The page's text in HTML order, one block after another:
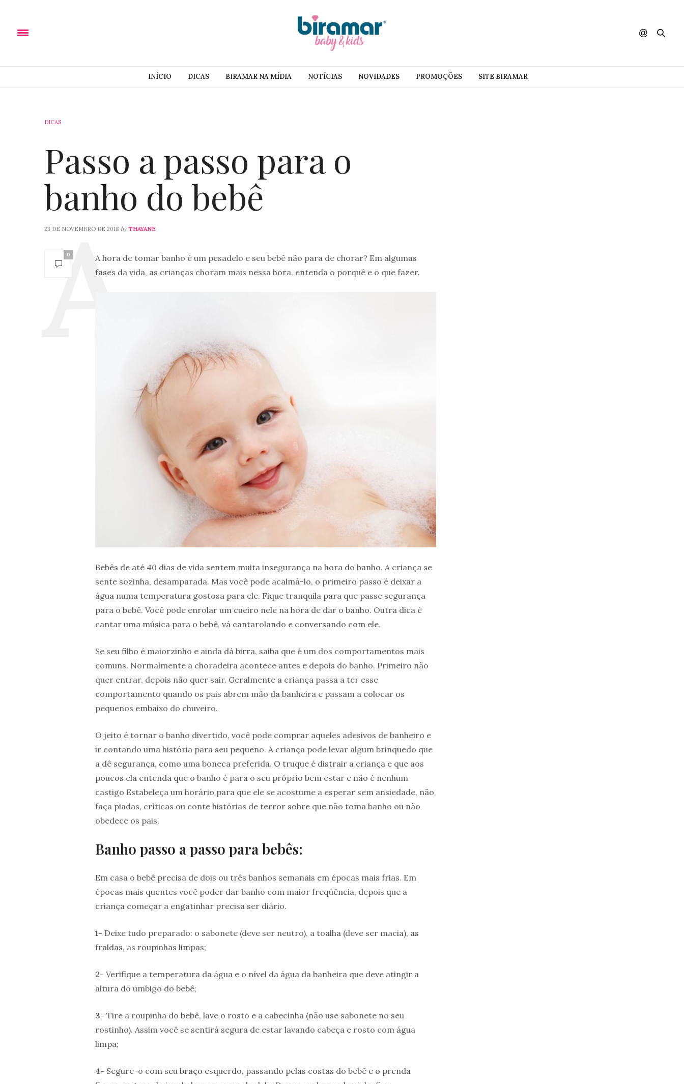
INÍCIO DICAS BIRAMAR NA MÍDIA NOTÍCIAS NOVIDADES PROMOÇÕES SITE BIRAMAR
DICAS
Passo a passo para o
banho do bebê
23 DE NOVEMBRO DE 2018 by THAYANE
0
A hora de tomar banho é um pesadelo e seu bebê não para de chorar? Em algumas
fases da vida, as crianças choram mais nessa hora, entenda o porquê e o que fazer.
Bebês de até 40 dias de vida sentem muita insegurança na hora do banho. A criança se
sente sozinha, desamparada. Mas você pode acalmá-lo, o primeiro passo é deixar a
água numa temperatura gostosa para ele. Fique tranquila para que passe segurança
para o bebê. Você pode enrolar um cueiro nele na hora de dar o banho. Outra dica é
cantar uma música para o bebê, vá cantarolando e conversando com ele.
Se seu filho é maiorzinho e ainda dá birra, saiba que é um dos comportamentos mais
comuns. Normalmente a choradeira acontece antes e depois do banho. Primeiro não
quer entrar, depois não quer sair. Geralmente a criança passa a ter esse
comportamento quando os pais abrem mão da banheira e passam a colocar os
pequenos embaixo do chuveiro.
O jeito é tornar o banho divertido, você pode comprar aqueles adesivos de banheiro e
ir contando uma história para seu pequeno. A criança pode levar algum brinquedo que
a dê segurança, como uma boneca preferida. O truque é distrair a criança e que aos
poucos ela entenda que o banho é para o seu próprio bem estar e não é nenhum
castigo Estabeleça um horário para que ele se acostume a esperar sem ansiedade, não
faça piadas, críticas ou conte histórias de terror sobre que não toma banho ou não
obedece os pais.
Banho passo a passo para bebês:
Em casa o bebê precisa de dois ou três banhos semanais em épocas mais frias. Em
épocas mais quentes você poder dar banho com maior freqüência, depois que a
criança começar a engatinhar precisa ser diário.
1- Deixe tudo preparado: o sabonete (deve ser neutro), a toalha (deve ser macia), as
fraldas, as roupinhas limpas;
2- Verifique a temperatura da água e o nível da água da banheira que deve atingir a
altura do umbigo do bebê;
3- Tire a roupinha do bebê, lave o rosto e a cabecinha (não use sabonete no seu
rostinho). Assim você se sentirá segura de estar lavando cabeça e rosto com água
limpa;
4- Segure-o com seu braço esquerdo, passando pelas costas do bebê e o prenda